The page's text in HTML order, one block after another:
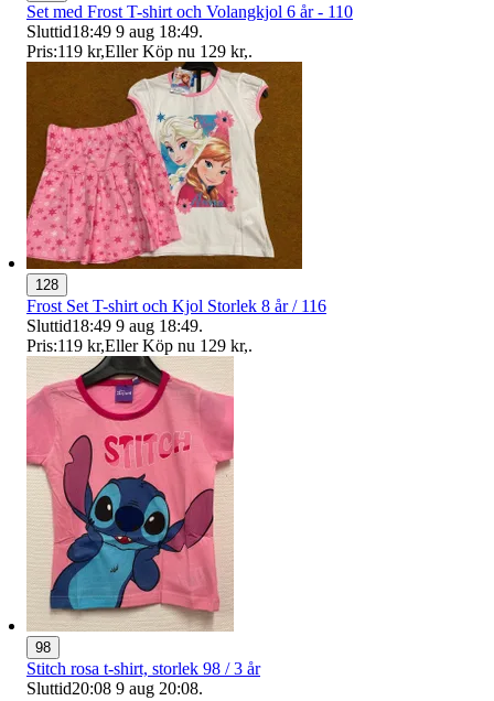
Set med Frost T-shirt och Volangkjol 6 år - 110
Sluttid18:49 9 aug 18:49.
Pris:119 kr,Eller Köp nu 129 kr,.
128
Frost Set T-shirt och Kjol Storlek 8 år / 116
Sluttid18:49 9 aug 18:49.
Pris:119 kr,Eller Köp nu 129 kr,.
98
Stitch rosa t-shirt, storlek 98 / 3 år
Sluttid20:08 9 aug 20:08.